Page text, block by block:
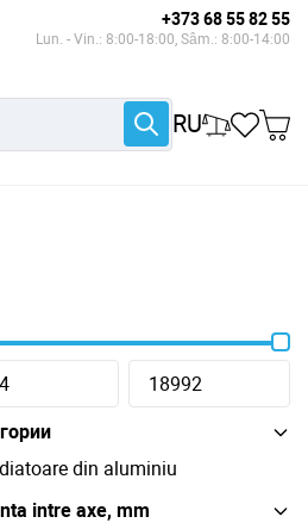
+373 68 55 82 55
Lun. - Vin.: 8:00-18:00, Sâm.: 8:00-14:00
RU
din aluminiu
intre axe, mm